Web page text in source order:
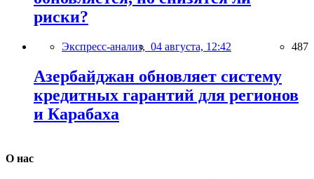
риски?
Экспресс-анализ, 04 августа, 12:42 487
Азербайджан обновляет систему
кредитных гарантий для регионов
и Карабаха
О нас